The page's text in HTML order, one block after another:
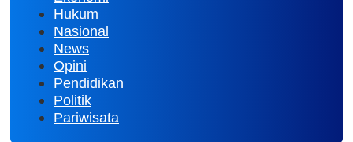
Hukum
Nasional
News
Opini
Pendidikan
Politik
Pariwisata